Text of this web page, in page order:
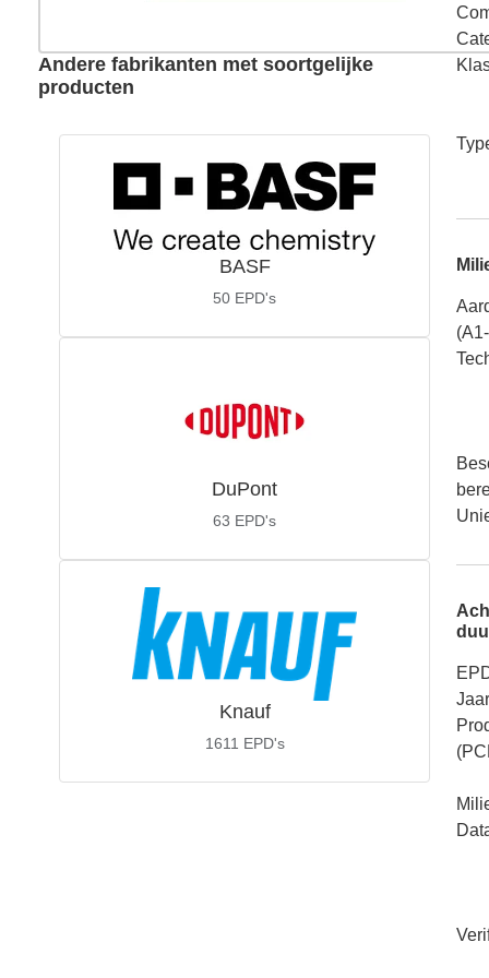
Andere fabrikanten met soortgelijke
producten
BASF
50 EPD's
DuPont
63 EPD's
Knauf
1611 EPD's